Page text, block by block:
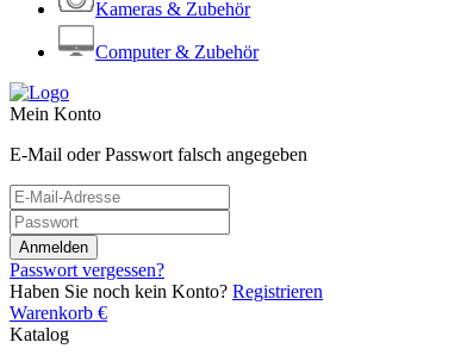
Kameras & Zubehör
Computer & Zubehör
Mein Konto
E-Mail oder Passwort falsch angegeben
Passwort vergessen?
Haben Sie noch kein Konto? Registrieren
Warenkorb €
Katalog